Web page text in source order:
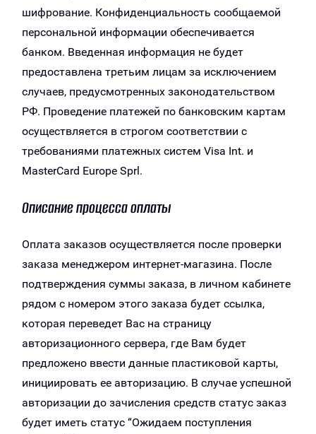
шифрование. Конфиденциальность сообщаемой
персональной информации обеспечивается
банком. Введенная информация не будет
предоставлена третьим лицам за исключением
случаев, предусмотренных законодательством
РФ. Проведение платежей по банковским картам
осуществляется в строгом соответствии с
требованиями платежных систем Visa Int. и
MasterCard Europe Sprl.
Описание процессa оплаты
Оплата заказов осуществляется после проверки
заказа менеджером интернет-магазина. После
подтверждения суммы заказа, в личном кабинете
рядом с номером этого заказа будет ссылка,
которая переведет Вас на страницу
авторизационного сервера, где Вам будет
предложено ввести данные пластиковой карты,
инициировать ее авторизацию. В случае успешной
авторизации до зачисления средств статус заказ
будет иметь статус “Ожидаем поступления